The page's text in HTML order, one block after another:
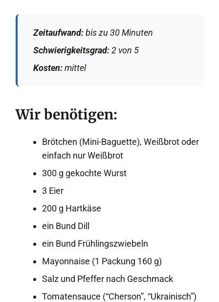
Zeitaufwand:bis zu 30 Minuten
Schwierigkeitsgrad:2 von 5
Kosten:mittel
Wir benötigen:
Brötchen (Mini-Baguette), Weißbrot oder
einfach nur Weißbrot
300 g gekochte Wurst
3 Eier
200 g Hartkäse
ein Bund Dill
ein Bund Frühlingszwiebeln
Mayonnaise (1 Packung 160 g)
Salz und Pfeffer nach Geschmack
Tomatensauce (“Cherson”, “Ukrainisch”)